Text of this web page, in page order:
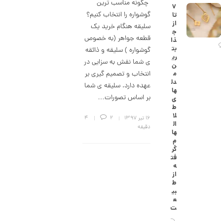
چگونه مناسب ترین
گوشواره را انتخاب کنیم؟
سلیقه هنگام خرید یک
قطعه جواهر (به خصوص
گوشواره ) سلیقه و ذائقه
ی شما نقش به سزایی در
انتخاب و تصمیم گیری بر
عهده دارد. سلیقه ی شما
بر اساس تصورات…
۱۶ تیر ۱۳۹۷ 2
4
دقیقه
۷
تا
از
ج
ذا
بت
ری
ن
م
دل
ها
ی
ط
لا
ال
ها
م
گر
فت
ه
از
ط
بی
ع
ت
ک
ا
ر
ت
ی
ه
ک
د
C
R
8
8
8
1
1
2
,
9
6
4